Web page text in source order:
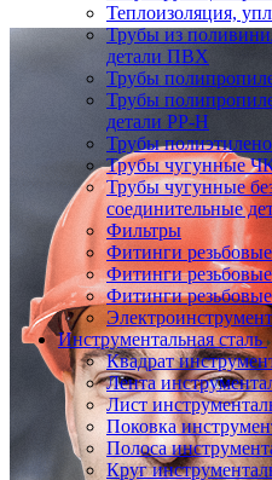
Теплоизоляция,
Трубы из
детали ПВХ
Трубы
Трубы
детали PP-H
Трубы
Трубы чугунные
Трубы чугунные
соединительные
Фильтры
Фитинги
Фитинги
Фитинги
Инструментальная сталь
Квадрат
Лента
Лист
Поковка
Полоса
Круг